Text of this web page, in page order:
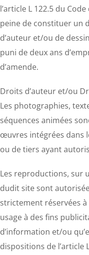
l’article L 122.5 du
peine de constituer un
d’auteur et/ou de
puni de deux ans
d’amende.
Droits d’auteur et/ou
Les photographies,
séquences animées
œuvres intégrées dans
ou de tiers ayant
Les reproductions, sur
dudit site sont
strictement réservées
usage à des fins
d’information et/ou
dispositions de l’article